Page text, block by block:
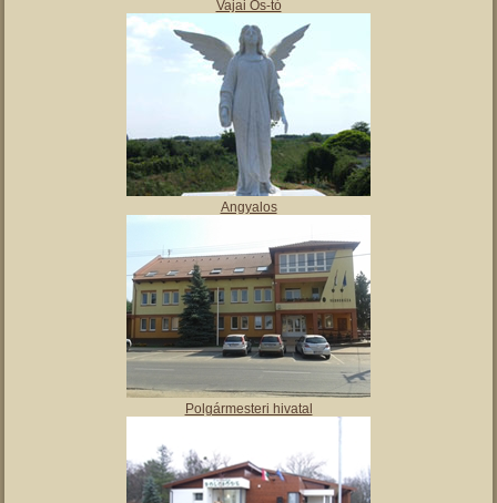
Vajai Ős-tó
Angyalos
Polgármesteri hivatal